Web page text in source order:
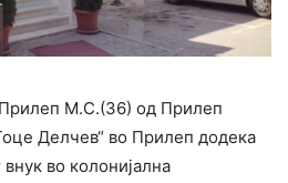
М.С.(36) од Прилеп
Делчев“ во Прилеп додека
во колонијална